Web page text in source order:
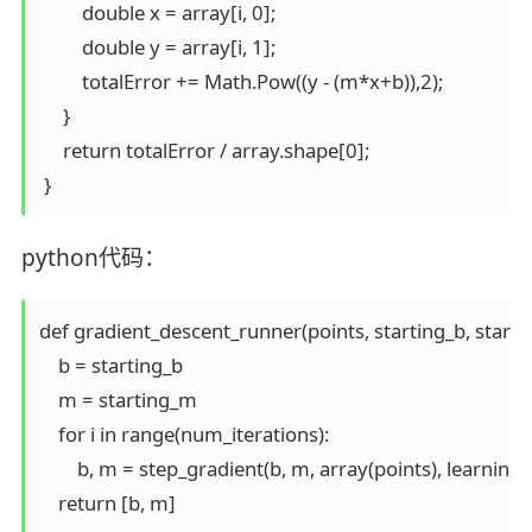
         double x = array[i, 0];
         double y = array[i, 1];
         totalError += Math.Pow((y - (m*x+b)),2);
     }
     return totalError / array.shape[0];
}
python代码：
def gradient_descent_runner(points, starting_b,
    b = starting_b
    m = starting_m
    for i in range(num_iterations):
b, m = step_gradient(b, m, array(points),